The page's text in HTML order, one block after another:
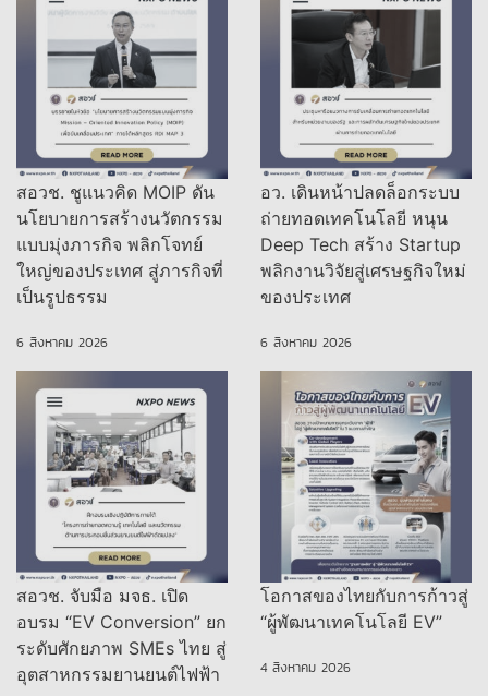
สอวช. ชูแนวคิด MOIP ดัน
นโยบายการสร้างนวัตกรรม
แบบมุ่งภารกิจ พลิกโจทย์
ใหญ่ของประเทศ สู่ภารกิจที่
เป็นรูปธรรม
6 สิงหาคม 2026
อว. เดินหน้าปลดล็อกระบบ
ถ่ายทอดเทคโนโลยี หนุน
Deep Tech สร้าง Startup
พลิกงานวิจัยสู่เศรษฐกิจใหม่
ของประเทศ
6 สิงหาคม 2026
สอวช. จับมือ มจธ. เปิด
อบรม “EV Conversion” ยก
ระดับศักยภาพ SMEs ไทย สู่
อุตสาหกรรมยานยนต์ไฟฟ้า
โอกาสของไทยกับการก้าวสู่
“ผู้พัฒนาเทคโนโลยี EV”
4 สิงหาคม 2026